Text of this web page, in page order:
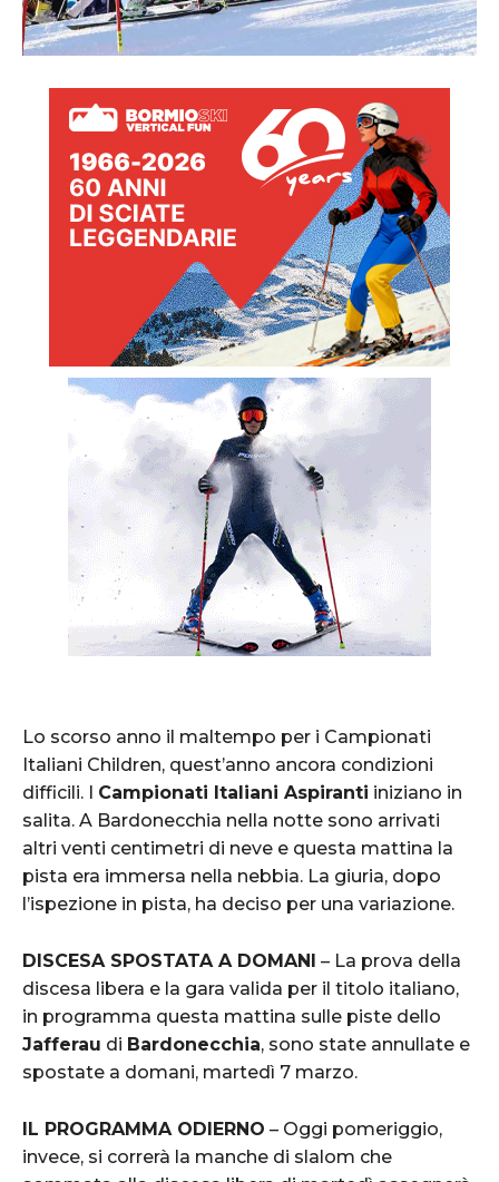
Lo scorso anno il maltempo per i Campionati
Italiani Children, quest’anno ancora condizioni
difficili. I Campionati Italiani Aspiranti iniziano in
salita. A Bardonecchia nella notte sono arrivati
altri venti centimetri di neve e questa mattina la
pista era immersa nella nebbia. La giuria, dopo
l’ispezione in pista, ha deciso per una variazione.
DISCESA SPOSTATA A DOMANI – La prova della
discesa libera e la gara valida per il titolo italiano,
in programma questa mattina sulle piste dello
Jafferau di Bardonecchia, sono state annullate e
spostate a domani, martedì 7 marzo.
IL PROGRAMMA ODIERNO – Oggi pomeriggio,
invece, si correrà la manche di slalom che